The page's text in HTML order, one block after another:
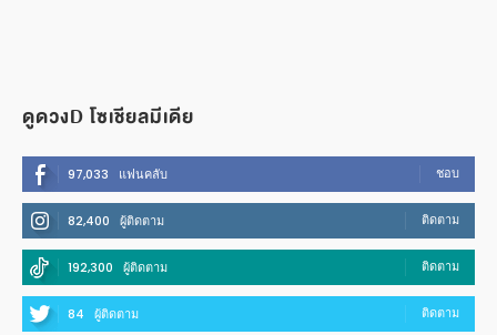
ดูดวงD โซเชียลมีเดีย
97,033 แฟนคลับ ชอบ
82,400 ผู้ติดตาม ติดตาม
192,300 ผู้ติดตาม ติดตาม
84 ผู้ติดตาม ติดตาม